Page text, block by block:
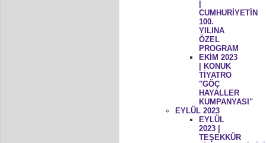
CUMHURİYETİN
100.
YILINA
ÖZEL
PROGRAM
EKİM 2023
| KONUK
TİYATRO
"GÖÇ
HAYALLER
KUMPANYASI"
EYLÜL 2023
EYLÜL
2023 |
TEŞEKKÜR